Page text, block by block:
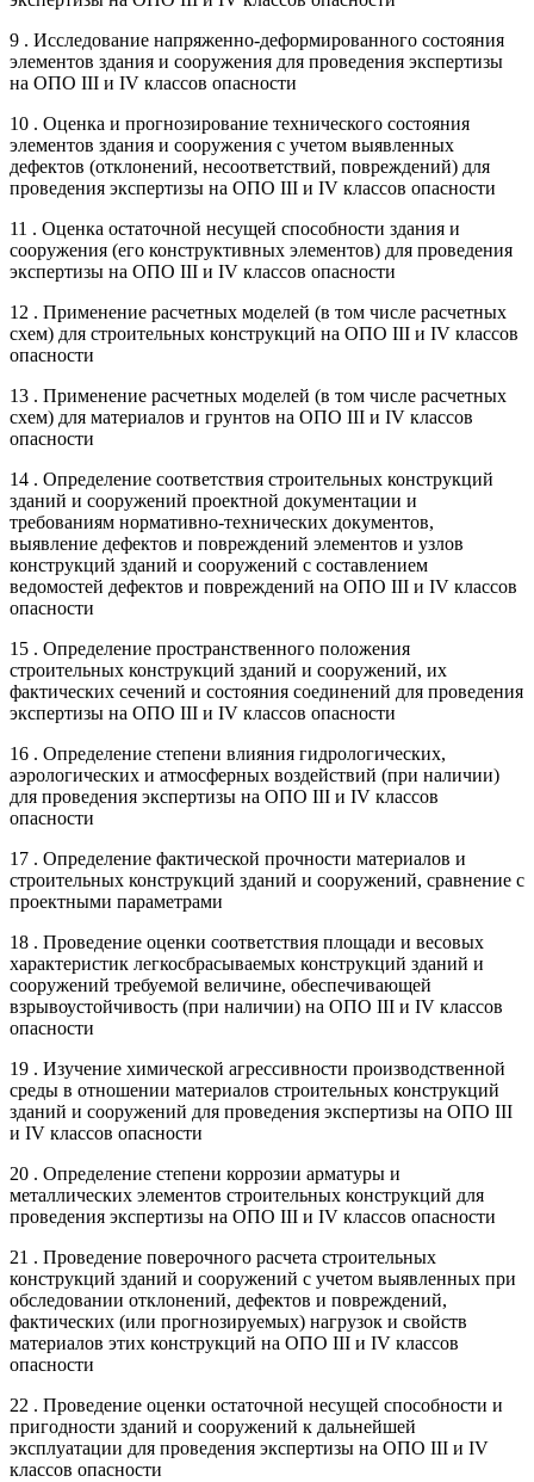
9 . Исследование напряженно-деформированного состояния
элементов здания и сооружения для проведения экспертизы
на ОПО III и IV классов опасности
10 . Оценка и прогнозирование технического состояния
элементов здания и сооружения с учетом выявленных
дефектов (отклонений, несоответствий, повреждений) для
проведения экспертизы на ОПО III и IV классов опасности
11 . Оценка остаточной несущей способности здания и
сооружения (его конструктивных элементов) для проведения
экспертизы на ОПО III и IV классов опасности
12 . Применение расчетных моделей (в том числе расчетных
схем) для строительных конструкций на ОПО III и IV классов
опасности
13 . Применение расчетных моделей (в том числе расчетных
схем) для материалов и грунтов на ОПО III и IV классов
опасности
14 . Определение соответствия строительных конструкций
зданий и сооружений проектной документации и
требованиям нормативно-технических документов,
выявление дефектов и повреждений элементов и узлов
конструкций зданий и сооружений с составлением
ведомостей дефектов и повреждений на ОПО III и IV классов
опасности
15 . Определение пространственного положения
строительных конструкций зданий и сооружений, их
фактических сечений и состояния соединений для проведения
экспертизы на ОПО III и IV классов опасности
16 . Определение степени влияния гидрологических,
аэрологических и атмосферных воздействий (при наличии)
для проведения экспертизы на ОПО III и IV классов
опасности
17 . Определение фактической прочности материалов и
строительных конструкций зданий и сооружений, сравнение с
проектными параметрами
18 . Проведение оценки соответствия площади и весовых
характеристик легкосбрасываемых конструкций зданий и
сооружений требуемой величине, обеспечивающей
взрывоустойчивость (при наличии) на ОПО III и IV классов
опасности
19 . Изучение химической агрессивности производственной
среды в отношении материалов строительных конструкций
зданий и сооружений для проведения экспертизы на ОПО III
и IV классов опасности
20 . Определение степени коррозии арматуры и
металлических элементов строительных конструкций для
проведения экспертизы на ОПО III и IV классов опасности
21 . Проведение поверочного расчета строительных
конструкций зданий и сооружений с учетом выявленных при
обследовании отклонений, дефектов и повреждений,
фактических (или прогнозируемых) нагрузок и свойств
материалов этих конструкций на ОПО III и IV классов
опасности
22 . Проведение оценки остаточной несущей способности и
пригодности зданий и сооружений к дальнейшей
эксплуатации для проведения экспертизы на ОПО III и IV
классов опасности